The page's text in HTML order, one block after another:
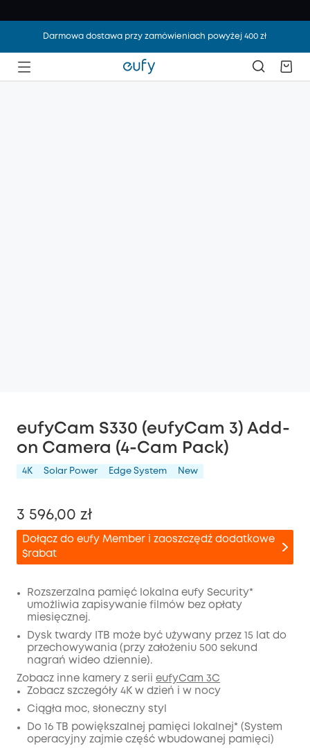
Darmowa dostawa przy zamówieniach powyżej 400 zł
eufyCam S330 (eufyCam 3) Add-
on Camera (4-Cam Pack)
4K Solar Power Edge System New
3 596,00 zł
Dołącz do eufy Member i zaoszczędź dodatkowe
$rabat
Wyłączony
Kod:
KOPIA
Rozszerzalna pamięć lokalna eufy Security*
umożliwia zapisywanie filmów bez opłaty
miesięcznej.
Dysk twardy ITB może być używany przez 15 lat do
przechowywania (przy założeniu 500 sekund
nagrań wideo dziennie).
Zobacz inne kamery z serii eufyCam 3C
Zobacz szczegóły 4K w dzień i w nocy
Ciągła moc, słoneczny styl
Do 16 TB powiększalnej pamięci lokalnej* (System
operacyjny zajmie część wbudowanej pamięci)